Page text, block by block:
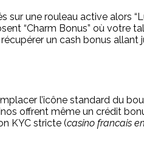
une rouleau active alors
“Charm Bonus” où votre
un cash bonus allant
l’icône standard du
offrent même un crédit
KYC stricte (casino francais